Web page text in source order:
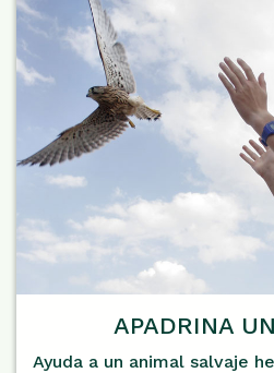
APADRINA
Ayuda a un animal salvaje